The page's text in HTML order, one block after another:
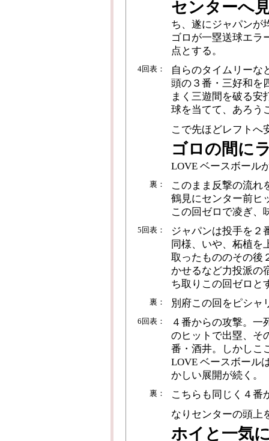
センターへ
ち、遂にジャパンが
ゴロが一塁送球エラ
点とする。
4回表：
自らのタイムリーな
頭の３番・三好和を
まく三遊間を破る安
球を当てて、あろう
こで先ほどレフトへ
ゴロの間に
LOVE ベースボール
裏：
このまま反撃の流れ
鶴見にセンター前ヒ
この回ゼロで凌ぎ、
5回表：
ジャパンは投手を２
同様、いや、柘植を
取ったもののその後
かせるなど力投派の
ち取りこの回ゼロと
裏： 別府この回をピシャ
6回表：
４番からの攻撃。一
のヒットで出塁、そ
番・酒井。しかしこ
LOVE ベースボール
かしい展開が続く。
裏：
こちらも同じく４番
なりセンターの頭上
ホイと一気